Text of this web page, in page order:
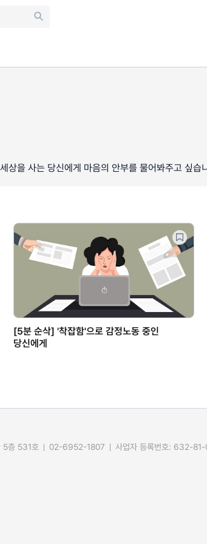
상을 사는 당신에게 마음의 안부를 물어봐주고 싶습
[5분 순삭] '착잡함'으로 감정노동 중인
당신에게
5층 531호 02-6952-1807 사업자 등록번호: 632-81-